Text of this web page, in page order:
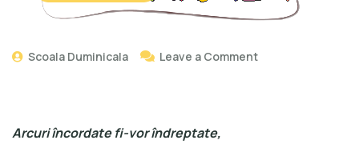
Scoala Duminicala Leave a Comment
Arcuri încordate fi-vor îndreptate,